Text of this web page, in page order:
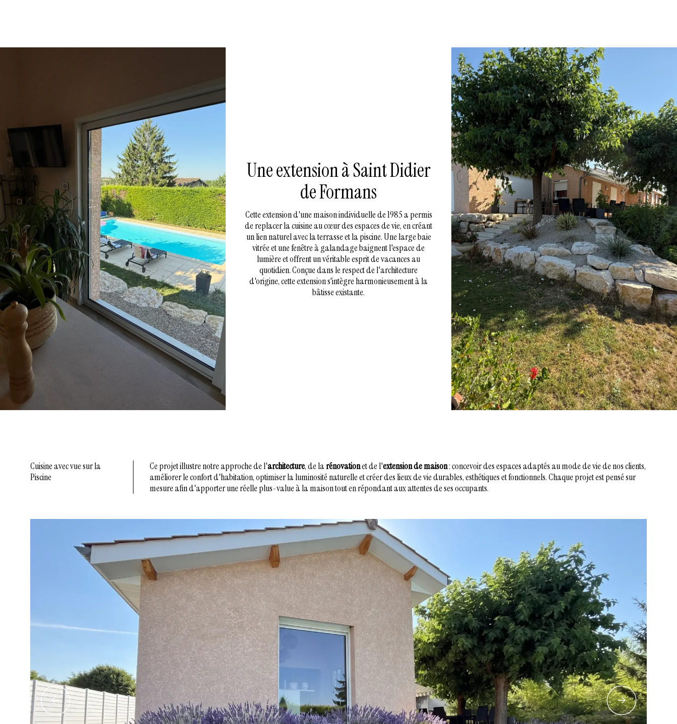
Une extension à Saint Didier
de Formans
Cette extension d'une maison individuelle de 1985 a permis
de replacer la cuisine au cœur des espaces de vie, en créant
un lien naturel avec la terrasse et la piscine. Une large baie
vitrée et une fenêtre à galandage baignent l'espace de
lumière et offrent un véritable esprit de vacances au
quotidien. Conçue dans le respect de l'architecture
d'origine, cette extension s'intègre harmonieusement à la
bâtisse existante.
Cuisine avec vue sur la
Piscine
Ce projet illustre notre approche de l'architecture, de larénovationet de l'extension de maison: concevoir des espaces adaptés au mode de vie de nos clients,
améliorer le confort d'habitation, optimiser la luminosité naturelle et créer des lieux de vie durables, esthétiques et fonctionnels. Chaque projet est pensé sur
mesure afin d'apporter une réelle plus-value à la maison tout en répondant aux attentes de ses occupants.